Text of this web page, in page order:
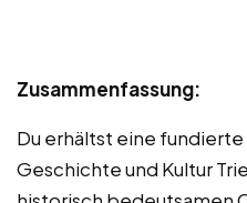
Zusammenfassung:
Du erhältst eine
Geschichte und Kultur